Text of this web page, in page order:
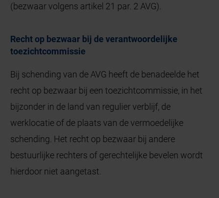
(bezwaar volgens artikel 21 par. 2 AVG).
Recht op bezwaar bij de verantwoordelijke
toezichtcommissie
Bij schending van de AVG heeft de benadeelde het
recht op bezwaar bij een toezichtcommissie, in het
bijzonder in de land van regulier verblijf, de
werklocatie of de plaats van de vermoedelijke
schending. Het recht op bezwaar bij andere
bestuurlijke rechters of gerechtelijke bevelen wordt
hierdoor niet aangetast.